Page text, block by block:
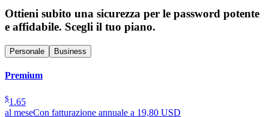
Ottieni subito una sicurezza per le password potente
e affidabile. Scegli il tuo piano.
Personale Business
Premium
$1.65
al meseCon fatturazione annuale a 19,80 USD